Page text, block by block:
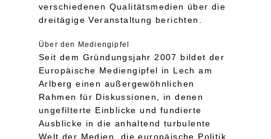
verschiedenen Qualitätsmedien über die
dreitägige Veranstaltung berichten.
Über den Mediengipfel
Seit dem Gründungsjahr 2007 bildet der
Europäische Mediengipfel in Lech am
Arlberg einen außergewöhnlichen
Rahmen für Diskussionen, in denen
ungefilterte Einblicke und fundierte
Ausblicke in die anhaltend turbulente
Welt der Medien, die europäische Politik